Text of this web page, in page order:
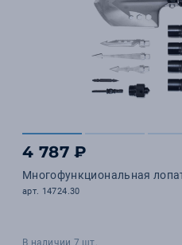
4 787 ₽
Многофункциональная
арт. 14724.30
В наличии 7 шт.